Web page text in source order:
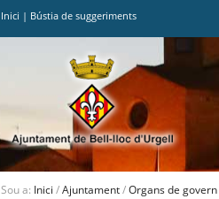
Inici | Bústia de suggeriments
Sou a: Inici /Ajuntament/Organs de govern